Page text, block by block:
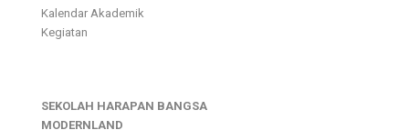
Kalendar Akademik
Kegiatan
SEKOLAH HARAPAN BANGSA
MODERNLAND